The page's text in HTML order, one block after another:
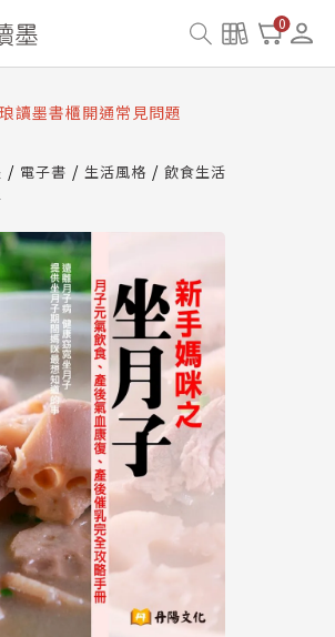
0
書店服務升級重要說明及資產合併結果
讀墨數位閱讀資產合併與書櫃開通申請
讀墨書櫃開通常見問題
書店服務升級重要說明及資產合併結果
讀墨數位閱讀資產合併與書櫃開通申請
電子書 生活風格
飲食生活